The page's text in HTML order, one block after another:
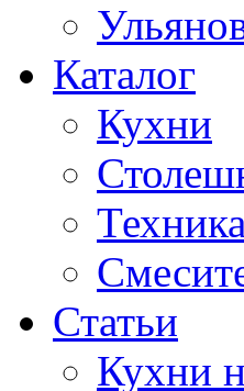
Каталог
Кухни
Статьи
Кухни